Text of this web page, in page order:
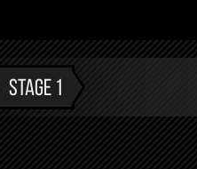
STAGE 1